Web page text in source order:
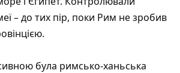
– до тих пір, поки Рим не зробив
була римсько-ханьська